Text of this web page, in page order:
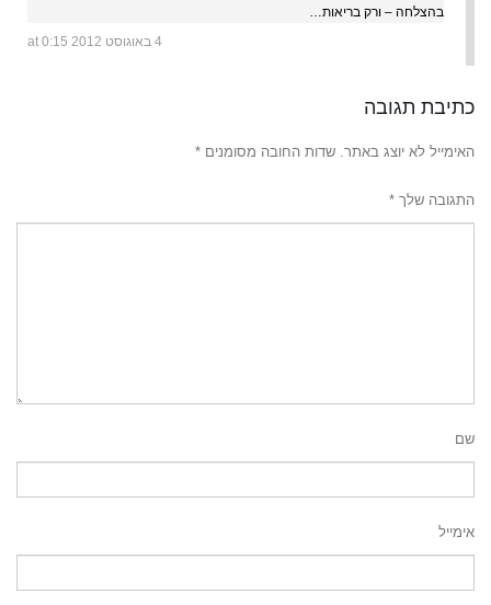
בהצלחה – ורק בריאות…
4 באוגוסט 2012 at 0:15
כתיבת תגובה
האימייל לא יוצג באתר. שדות החובה מסומנים *
התגובה שלך *
שם
אימייל